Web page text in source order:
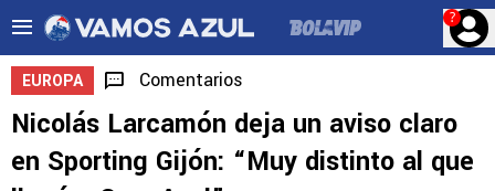
?
EUROPA Comentarios
Nicolás Larcamón deja un aviso claro
en Sporting Gijón: “Muy distinto al que